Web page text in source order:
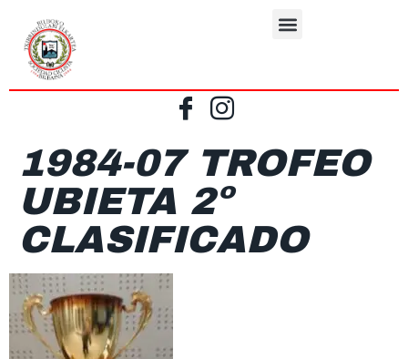
1984-07 TROFEO
UBIETA 2º
CLASIFICADO